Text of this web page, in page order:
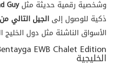
وشخصية رقمية حديثة مثلGuy
ذكية للوصول إلى الجيل التالي
الأسواق الناشئة مثل دول الخليج
الخليجية